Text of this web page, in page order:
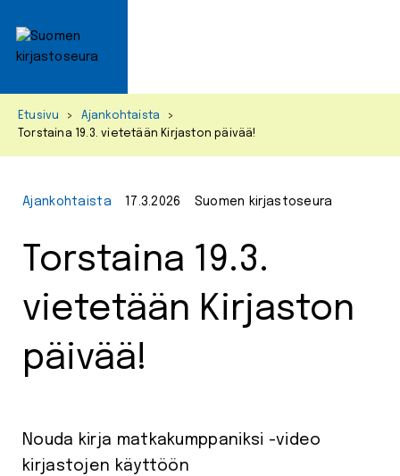
Etusivu > Ajankohtaista
>
Torstaina 19.3. vietetään Kirjaston päivää!
Ajankohtaista 17.3.2026 Suomen kirjastoseura
Torstaina 19.3.
vietetään Kirjaston
päivää!
Nouda kirja matkakumppaniksi -video
kirjastojen käyttöön